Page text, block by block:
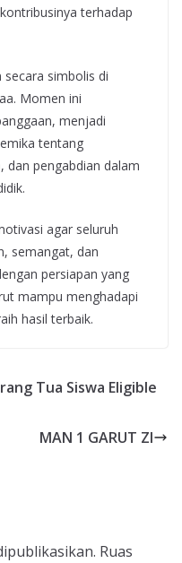
terhadap
secara simbolis di
Momen ini
menjadi
tentang
dan pengabdian dalam
agar seluruh
semangat, dan
persiapan yang
mampu menghadapi
hasil terbaik.
Tua Siswa Eligible
MAN 1 GARUT ZI
Ruas